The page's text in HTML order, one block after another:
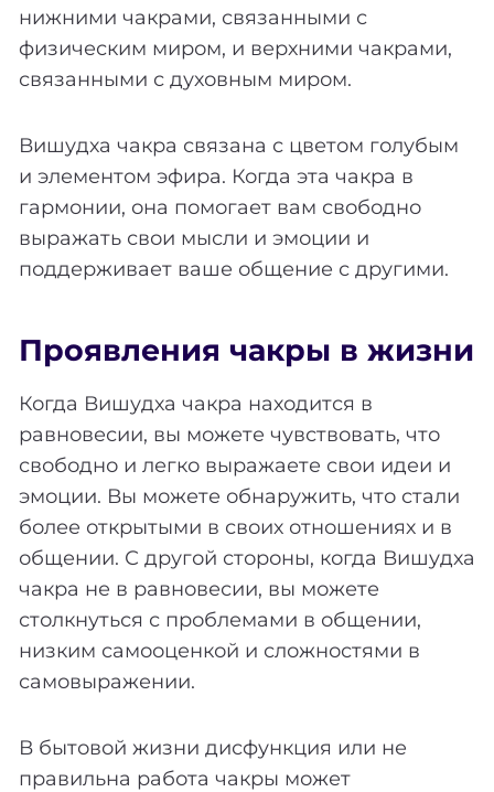
нижними чакрами, связанными с
физическим миром, и верхними чакрами,
связанными с духовным миром.
Вишудха чакра связана с цветом голубым
и элементом эфира. Когда эта чакра в
гармонии, она помогает вам свободно
выражать свои мысли и эмоции и
поддерживает ваше общение с другими.
Проявления чакры в жизни
Когда Вишудха чакра находится в
равновесии, вы можете чувствовать, что
свободно и легко выражаете свои идеи и
эмоции. Вы можете обнаружить, что стали
более открытыми в своих отношениях и в
общении. С другой стороны, когда Вишудха
чакра не в равновесии, вы можете
столкнуться с проблемами в общении,
низким самооценкой и сложностями в
самовыражении.
В бытовой жизни дисфункция или не
правильна работа чакры может